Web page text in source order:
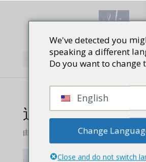
选择页面
追踪象拔蚌
由
We've detected you
speaking a different
Do you want to change
English
Change
Close and do not switch